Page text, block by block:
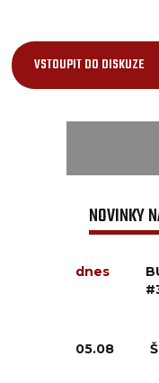
VSTOUPIT DO DISKUZE
NOVINKY
dnes
05.08